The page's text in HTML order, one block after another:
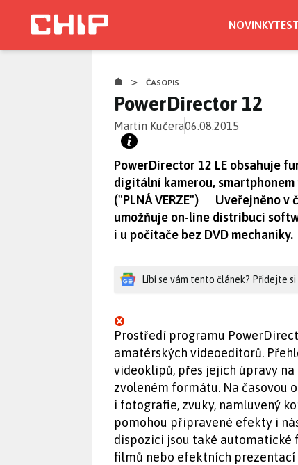
NOVINKY
> ČASOPIS
PowerDirector 12
Martin Kučera06.08.2015
PowerDirector 12 LE obsahuje
digitální kamerou,
("PLNÁ VERZE") Uveřejněno v
umožňuje on-line distribuci
i u počítače bez DVD mechaniky.
Líbí se vám tento článek? Přidejte
Prostředí programu
amatérských videoeditorů.
videoklipů, přes jejich úpravy na
zvoleném formátu. Na časovou
i fotografie, zvuky, namluvený
pomohou připravené efekty i
dispozici jsou také
filmů nebo efektních